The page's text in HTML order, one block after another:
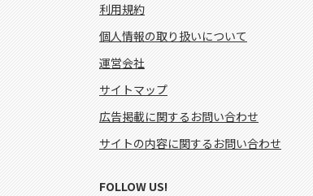
利用規約
個人情報の取り扱いについて
運営会社
サイトマップ
広告掲載に関するお問い合わせ
サイトの内容に関するお問い合わせ
FOLLOW US!